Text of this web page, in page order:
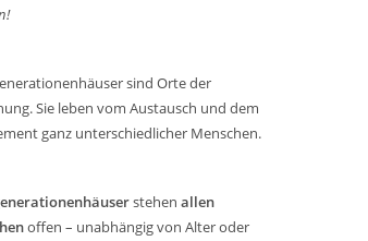
sind Orte der
Sie leben vom Austausch und dem
ganz unterschiedlicher Menschen.
stehen allen
offen – unabhängig von Alter oder